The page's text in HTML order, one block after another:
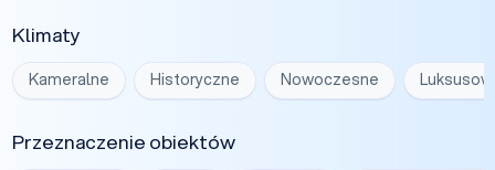
Klimaty
Kameralne Historyczne Nowoczesne
Przeznaczenie obiektów